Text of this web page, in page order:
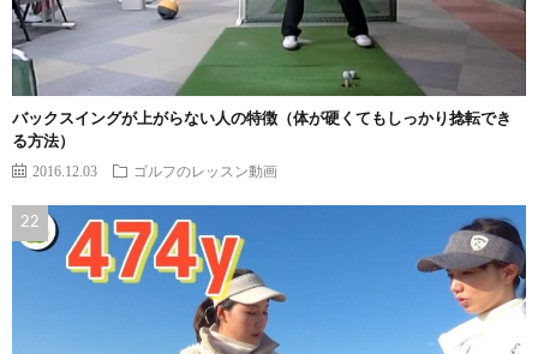
バックスイングが上がらない人の特徴（体が硬くてもしっかり捻転でき
る方法）
2016.12.03 ゴルフのレッスン動画